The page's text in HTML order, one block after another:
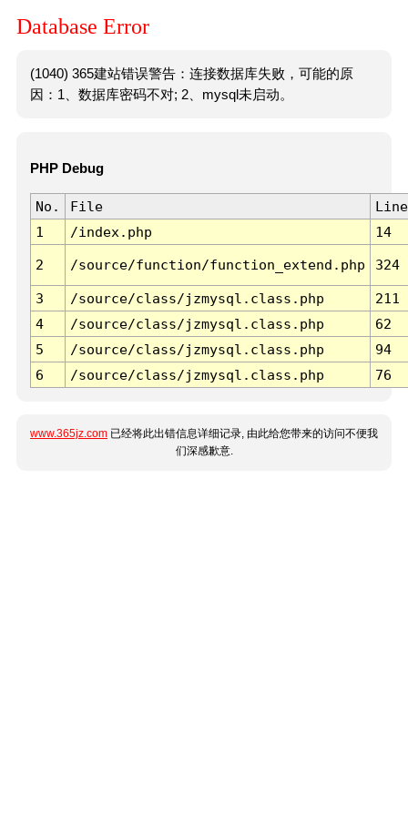
Database Error
(1040) 365建站错误警告：连接数据库失败，可能的原
因：1、数据库密码不对; 2、mysql未启动。
PHP Debug
No. File
Line
1
/index.php 14
2 /source/function/function_extend.php 324
3 /source/class/jzmysql.class.php
211
4
/source/class/jzmysql.class.php
62
5
/source/class/jzmysql.class.php
94
6
/source/class/jzmysql.class.php 76
www.365jz.com 已经将此出错信息详细记录, 由此给您带来的访问不便我
们深感歉意.